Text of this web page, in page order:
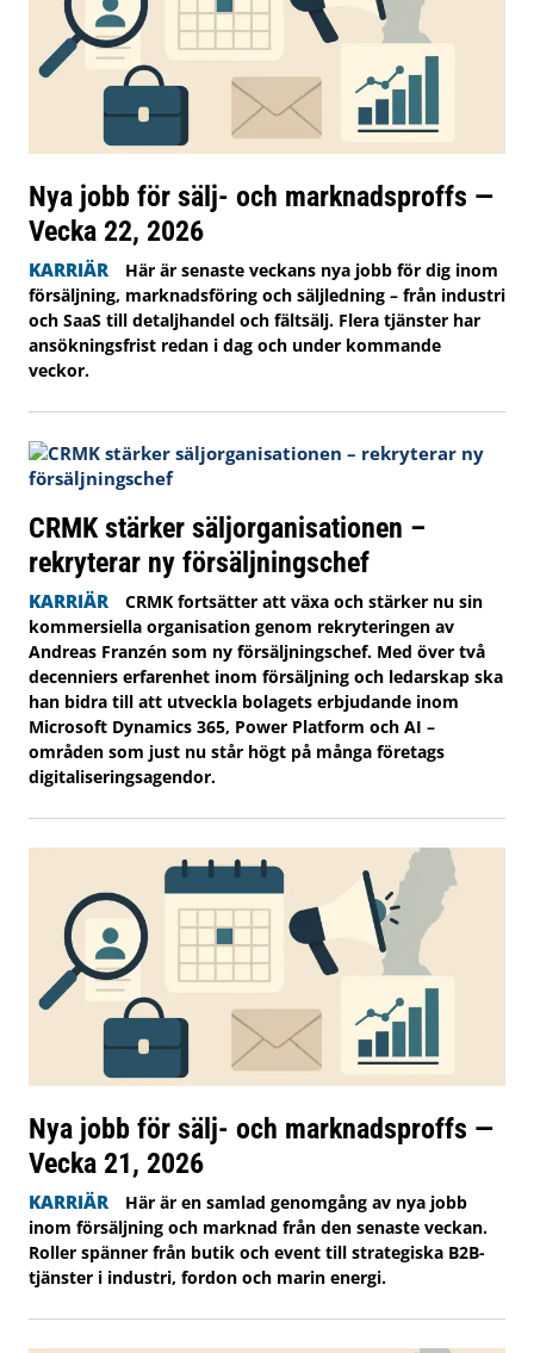
Nya jobb för sälj- och marknadsproffs —
Vecka 22, 2026
KARRIÄR
Här är senaste veckans nya jobb för dig inom
försäljning, marknadsföring och säljledning – från industri
och SaaS till detaljhandel och fältsälj. Flera tjänster har
ansökningsfrist redan i dag och under kommande
veckor.
CRMK stärker säljorganisationen –
rekryterar ny försäljningschef
KARRIÄR
CRMK fortsätter att växa och stärker nu sin
kommersiella organisation genom rekryteringen av
Andreas Franzén som ny försäljningschef. Med över två
decenniers erfarenhet inom försäljning och ledarskap ska
han bidra till att utveckla bolagets erbjudande inom
Microsoft Dynamics 365, Power Platform och AI –
områden som just nu står högt på många företags
digitaliseringsagendor.
Nya jobb för sälj- och marknadsproffs —
Vecka 21, 2026
KARRIÄR
Här är en samlad genomgång av nya jobb
inom försäljning och marknad från den senaste veckan.
Roller spänner från butik och event till strategiska B2B-
tjänster i industri, fordon och marin energi.